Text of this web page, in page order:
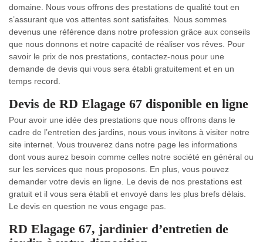
domaine. Nous vous offrons des prestations de qualité tout en
s’assurant que vos attentes sont satisfaites. Nous sommes
devenus une référence dans notre profession grâce aux conseils
que nous donnons et notre capacité de réaliser vos rêves. Pour
savoir le prix de nos prestations, contactez-nous pour une
demande de devis qui vous sera établi gratuitement et en un
temps record.
Devis de RD Elagage 67 disponible en ligne
Pour avoir une idée des prestations que nous offrons dans le
cadre de l’entretien des jardins, nous vous invitons à visiter notre
site internet. Vous trouverez dans notre page les informations
dont vous aurez besoin comme celles notre société en général ou
sur les services que nous proposons. En plus, vous pouvez
demander votre devis en ligne. Le devis de nos prestations est
gratuit et il vous sera établi et envoyé dans les plus brefs délais.
Le devis en question ne vous engage pas.
RD Elagage 67, jardinier d’entretien de